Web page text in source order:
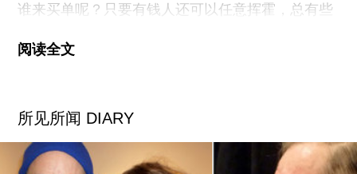
很感谢一位朋友帮助了 NDP第一期的出版，这
谁来买单呢？只要有钱人还可以任意挥霍，总有些
次，用苏富比首席拍卖师Tobias Meyer的话说，不
收委托费。四百多位风云人物齐聚高古轩，参加这
场为流浪人士合伙公司（Partnership for the
阅读全文
所见所闻 DIARY